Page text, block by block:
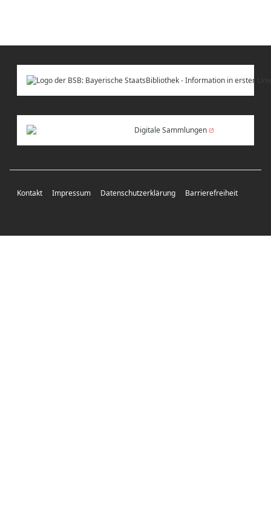
Digitale Sammlungen
Kontakt Impressum Datenschutzerklärung Barrierefreiheit